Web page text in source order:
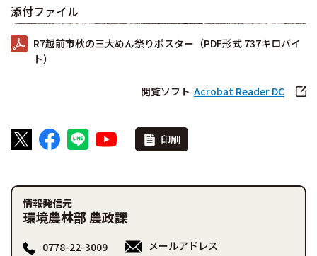
添付ファイル
R7越前市秋の三大めん祭りポスター（PDF形式 737キロバイ
ト）
閲覧ソフト Acrobat Reader DC
印刷
情報発信元
環境農林部 農政課
0778-22-3009 メールアドレス